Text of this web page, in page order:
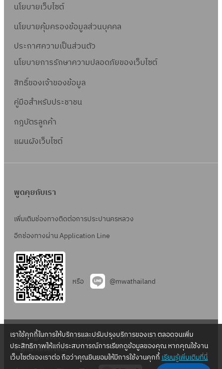
นโยบายเว็บไซต์
นโยบายคุ้มครองข้อมูลส่วนบุคคล
ประกาศความเป็นส่วนตัว
นโยบายการรักษาความปลอดภัยของเว็บไซต์
สิทธิ์ของเจ้าของข้อมูล
คู่มือสำหรับประชาชน
กฎบัตรลูกค้า
แผนผังเว็บไซต์
พูดคุยกับเรา
เพิ่มเติมช่องทางติดต่อการประปานครหลวง
อีกช่องทางผ่าน Application Line
หรือ @mwathailand
Copyright 2022 – Metropolitan Waterworks Authority – All
Rights Reserved.
เราใช้คุกกี้ในการให้บริการและปรับปรุงบริการของเรา ตลอดจนเพิ่ม
ประสิทธิภาพให้แก่ประสบการณ์การเรียกดูข้อมูลของคุณ หากคุณใช้งาน
เว็บไซต์ของเราต่อ ถือว่าคุณยินยอมให้มีการใช้งานคุกกี้เรียนรู้เพิ่มเติมที่นี่